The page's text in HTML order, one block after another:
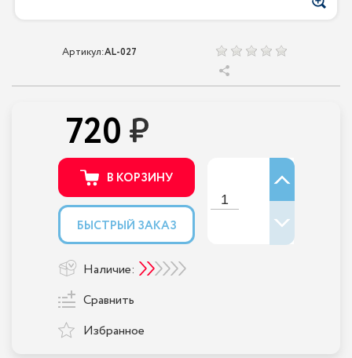
Артикул:AL-027
720
В КОРЗИНУ
БЫСТРЫЙ ЗАКАЗ
Наличие:
Сравнить
Избранное